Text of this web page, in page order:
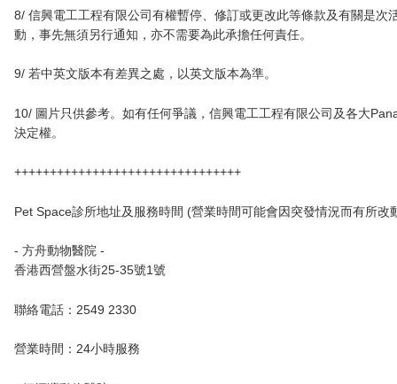
8/ 信興電工工程有限公司有權暫停、修訂或更改此等條款及有關是次
動，事先無須另行通知，亦不需要為此承擔任何責任。
9/ 若中英文版本有差異之處，以英文版本為準。
10/ 圖片只供參考。如有任何爭議，信興電工工程有限公司及各大
決定權。
++++++++++++++++++++++++++++++++
Pet Space診所地址及服務時間 (營業時間可能會因突發情況而有所改
- 方舟動物醫院 -
香港西營盤水街25-35號1號
聯絡電話：2549 2330
營業時間：24小時服務